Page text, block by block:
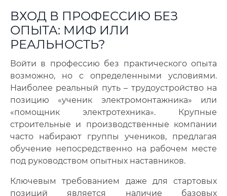
ВХОД В ПРОФЕССИЮ БЕЗ
ОПЫТА: МИФ ИЛИ
РЕАЛЬНОСТЬ?
Войти в профессию без практического опыта
возможно, но с определенными условиями.
Наиболее реальный путь – трудоустройство на
позицию «ученик электромонтажника» или
«помощник электротехника». Крупные
строительные и производственные компании
часто набирают группы учеников, предлагая
обучение непосредственно на рабочем месте
под руководством опытных наставников.
Ключевым требованием даже для стартовых
позиций является наличие базовых